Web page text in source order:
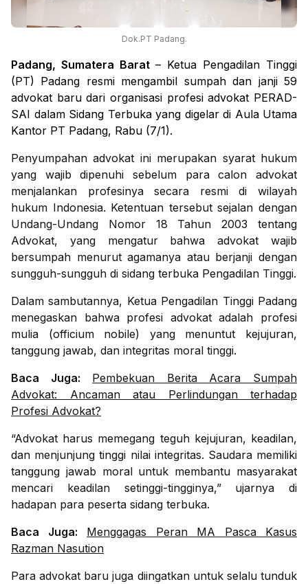
Dok.PT Padang.
Padang, Sumatera Barat – Ketua Pengadilan Tinggi
(PT) Padang resmi mengambil sumpah dan janji 59
advokat baru dari organisasi profesi advokat PERAD-
SAI dalam Sidang Terbuka yang digelar di Aula Utama
Kantor PT Padang, Rabu (7/1).
Penyumpahan advokat ini merupakan syarat hukum
yang wajib dipenuhi sebelum para calon advokat
menjalankan profesinya secara resmi di wilayah
hukum Indonesia. Ketentuan tersebut sejalan dengan
Undang-Undang Nomor 18 Tahun 2003 tentang
Advokat, yang mengatur bahwa advokat wajib
bersumpah menurut agamanya atau berjanji dengan
sungguh-sungguh di sidang terbuka Pengadilan Tinggi.
Dalam sambutannya, Ketua Pengadilan Tinggi Padang
menegaskan bahwa profesi advokat adalah profesi
mulia (officium nobile) yang menuntut kejujuran,
tanggung jawab, dan integritas moral tinggi.
Baca Juga:
Pembekuan Berita Acara Sumpah
Advokat: Ancaman atau Perlindungan terhadap
Profesi Advokat?
“Advokat harus memegang teguh kejujuran, keadilan,
dan menjunjung tinggi nilai integritas. Saudara memiliki
tanggung jawab moral untuk membantu masyarakat
mencari keadilan setinggi-tingginya,” ujarnya di
hadapan para peserta sidang terbuka.
Baca Juga:
Menggagas Peran MA Pasca Kasus
Razman Nasution
Para advokat baru juga diingatkan untuk selalu tunduk